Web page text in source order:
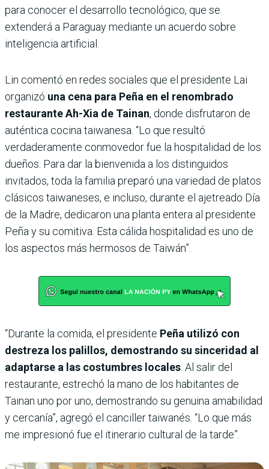
para conocer el desarrollo tecnológico, que se
extenderá a Paraguay mediante un acuerdo sobre
inteligencia artificial.
Lin comentó en redes sociales que el presidente Lai
organizó una cena para Peña en el renombrado
restaurante Ah-Xia de Tainan, donde disfrutaron de
auténtica cocina taiwanesa. “Lo que resultó
verdaderamente conmovedor fue la hospitalidad de los
dueños. Para dar la bienvenida a los distinguidos
invitados, toda la familia preparó una variedad de platos
clásicos taiwaneses, e incluso, durante el ajetreado Día
de la Madre, dedicaron una planta entera al presidente
Peña y su comitiva. Esta cálida hospitalidad es uno de
los aspectos más hermosos de Taiwán”.
“Durante la comida, el presidente Peña utilizó con
destreza los palillos, demostrando su sinceridad al
adaptarse a las costumbres locales . Al salir del
restaurante, estrechó la mano de los habitantes de
Tainan uno por uno, demostrando su genuina amabilidad
y cercanía”, agregó el canciller taiwanés. “Lo que más
me impresionó fue el itinerario cultural de la tarde”.